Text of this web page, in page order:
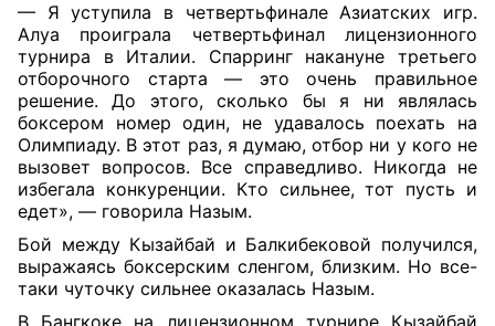
— Я уступила в четвертьфинале Азиатских игр.
Алуа проиграла четвертьфинал лицензионного
турнира в Италии. Спарринг накануне третьего
отборочного старта — это очень правильное
решение. До этого, сколько бы я ни являлась
боксером номер один, не удавалось поехать на
Олимпиаду. В этот раз, я думаю, отбор ни у кого не
вызовет вопросов. Все справедливо. Никогда не
избегала конкуренции. Кто сильнее, тот пусть и
едет», — говорила Назым.
Бой между Кызайбай и Балкибековой получился,
выражаясь боксерским сленгом, близким. Но все-
таки чуточку сильнее оказалась Назым.
В Бангкоке на лицензионном турнире Кызайбай